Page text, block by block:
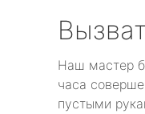
Наш мастер
часа
пустыми